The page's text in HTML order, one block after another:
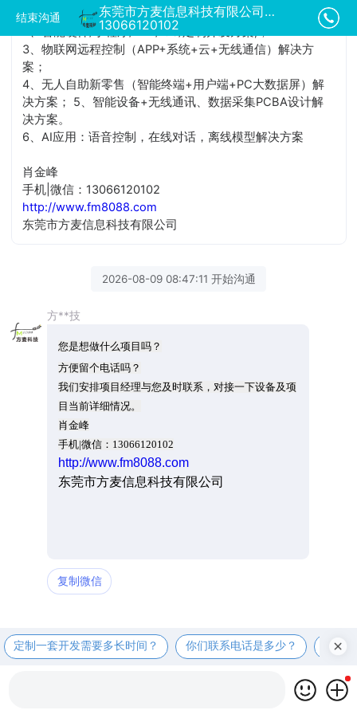
结束沟通
东莞市方麦信息科技有限公司正在为您服务
13066120102
1、共享经济模式（共享租赁）系统整套解决方案；
2、智能硬件/小程序/APP/IOS/定制开发方案;；
3、物联网远程控制（APP+系统+云+无线通信）解决方
案；
4、无人自助新零售（智能终端+用户端+PC大数据屏）解
决方案； 5、智能设备+无线通讯、数据采集PCBA设计解
决方案。
6、AI应用：语音控制，在线对话，离线模型解决方案
肖金峰
手机|微信：13066120102
http://www.fm8088.com
东莞市方麦信息科技有限公司
2026-08-09 08:47:11 开始沟通
方**技
您是想做什么项目吗？
方便留个电话吗？
我们安排项目经理与您及时联系，对接一下设备及项
目当前详细情况。
肖金峰
手机|微信：13066120102
http://www.fm8088.com
东莞市方麦信息科技有限公司
复制微信
定制一套开发需要多长时间？ 你们联系电话是多少？ 定制